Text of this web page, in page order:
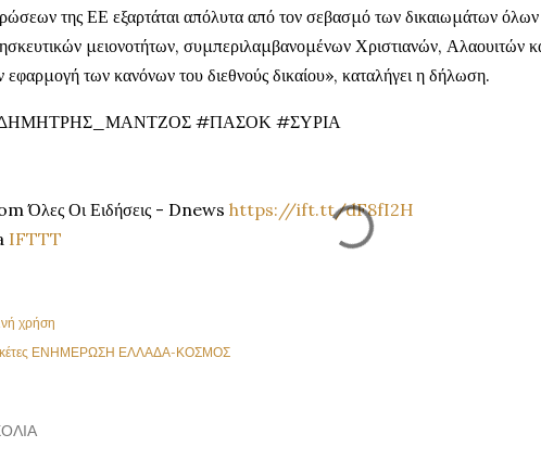
της ΕΕ εξαρτάται απόλυτα από τον σεβασμό των δικαιωμάτων όλων
μειονοτήτων, συμπεριλαμβανομένων Χριστιανών, Αλαουιτών
εφαρμογή των κανόνων του διεθνούς δικαίου», καταλήγει η δήλωση.
#ΠΑΣΟΚ #ΣΥΡΙΑ
Όλες Οι Ειδήσεις - Dnews https://ift.tt/dF8fI2H
IFTTT
χρήση
ΕΝΗΜΕΡΩΣΗ ΕΛΛΑΔΑ-ΚΟΣΜΟΣ